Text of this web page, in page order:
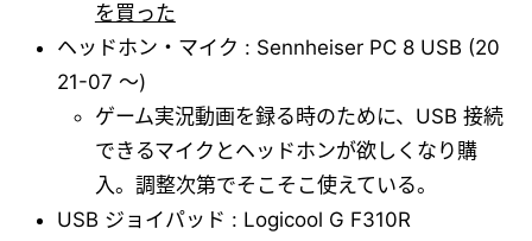
を買った
ヘッドホン・マイク : Sennheiser PC 8 USB (20
21-07 ～)
ゲーム実況動画を録る時のために、USB 接続
できるマイクとヘッドホンが欲しくなり購
入。調整次第でそこそこ使えている。
USB ジョイパッド : Logicool G F310R